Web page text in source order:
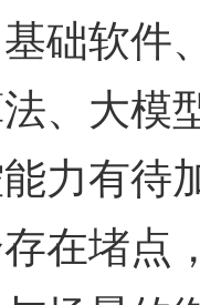
础软件
、大模
力有待
在堵点